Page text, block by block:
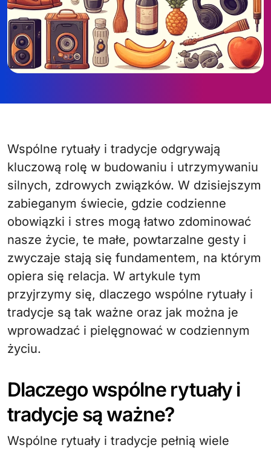
Wspólne rytuały i tradycje odgrywają
kluczową rolę w budowaniu i utrzymywaniu
silnych, zdrowych związków. W dzisiejszym
zabieganym świecie, gdzie codzienne
obowiązki i stres mogą łatwo zdominować
nasze życie, te małe, powtarzalne gesty i
zwyczaje stają się fundamentem, na którym
opiera się relacja. W artykule tym
przyjrzymy się, dlaczego wspólne rytuały i
tradycje są tak ważne oraz jak można je
wprowadzać i pielęgnować w codziennym
życiu.
Dlaczego wspólne rytuały i
tradycje są ważne?
Wspólne rytuały i tradycje pełnią wiele